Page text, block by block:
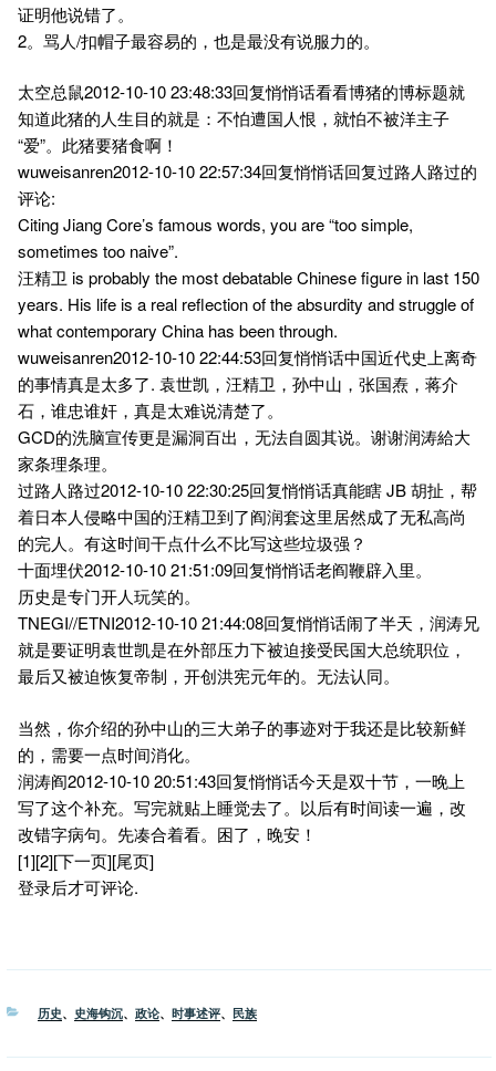
证明他说错了。
2。骂人/扣帽子最容易的，也是最没有说服力的。
太空总鼠2012-10-10 23:48:33回复悄悄话看看博猪的博标题就
知道此猪的人生目的就是：不怕遭国人恨，就怕不被洋主子
“爱”。此猪要猪食啊！
wuweisanren2012-10-10 22:57:34回复悄悄话回复过路人路过的
评论:
Citing Jiang Core’s famous words, you are “too simple,
sometimes too naive”.
汪精卫 is probably the most debatable Chinese figure in last 150
years. His life is a real reflection of the absurdity and struggle of
what contemporary China has been through.
wuweisanren2012-10-10 22:44:53回复悄悄话中国近代史上离奇
的事情真是太多了. 袁世凯，汪精卫，孙中山，张国焘，蒋介
石，谁忠谁奸，真是太难说清楚了。
GCD的洗脑宣传更是漏洞百出，无法自圆其说。谢谢润涛給大
家条理条理。
过路人路过2012-10-10 22:30:25回复悄悄话真能瞎 JB 胡扯，帮
着日本人侵略中国的汪精卫到了阎润套这里居然成了无私高尚
的完人。有这时间干点什么不比写这些垃圾强？
十面埋伏2012-10-10 21:51:09回复悄悄话老阎鞭辟入里。
历史是专门开人玩笑的。
TNEGI//ETNI2012-10-10 21:44:08回复悄悄话闹了半天，润涛兄
就是要证明袁世凯是在外部压力下被迫接受民国大总统职位，
最后又被迫恢复帝制，开创洪宪元年的。无法认同。
当然，你介绍的孙中山的三大弟子的事迹对于我还是比较新鲜
的，需要一点时间消化。
润涛阎2012-10-10 20:51:43回复悄悄话今天是双十节，一晚上
写了这个补充。写完就贴上睡觉去了。以后有时间读一遍，改
改错字病句。先凑合着看。困了，晚安！
[1][2][下一页][尾页]
登录后才可评论.
分
历史、 史海钩沉、 政论、 时事述评、 民族